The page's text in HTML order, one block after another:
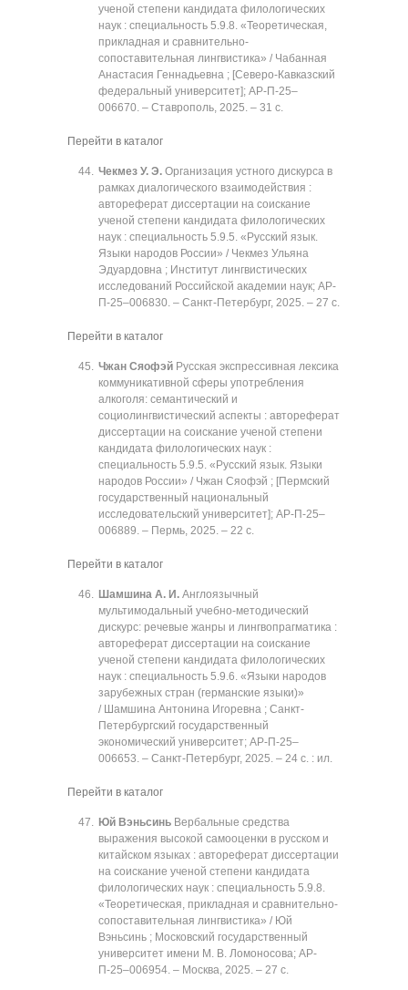
ученой степени кандидата филологических
наук : специальность 5.9.8. «Теоретическая,
прикладная и сравнительно-
сопоставительная лингвистика» / Чабанная
Анастасия Геннадьевна ; [Северо-Кавказский
федеральный университет]; АР-П-25‒
006670. ‒ Ставрополь, 2025. ‒ 31 с.
Перейти в каталог
Чекмез У. Э. Организация устного дискурса в
рамках диалогического взаимодействия :
автореферат диссертации на соискание
ученой степени кандидата филологических
наук : специальность 5.9.5. «Русский язык.
Языки народов России» / Чекмез Ульяна
Эдуардовна ; Институт лингвистических
исследований Российской академии наук; АР-
П-25‒006830. ‒ Санкт-Петербург, 2025. ‒ 27 с.
Перейти в каталог
Чжан Сяофэй Русская экспрессивная лексика
коммуникативной сферы употребления
алкоголя: семантический и
социолингвистический аспекты : автореферат
диссертации на соискание ученой степени
кандидата филологических наук :
специальность 5.9.5. «Русский язык. Языки
народов России» / Чжан Сяофэй ; [Пермский
государственный национальный
исследовательский университет]; АР-П-25‒
006889. ‒ Пермь, 2025. ‒ 22 с.
Перейти в каталог
Шамшина А. И. Англоязычный
мультимодальный учебно-методический
дискурс: речевые жанры и лингвопрагматика :
автореферат диссертации на соискание
ученой степени кандидата филологических
наук : специальность 5.9.6. «Языки народов
зарубежных стран (германские языки)»
/ Шамшина Антонина Игоревна ; Санкт-
Петербургский государственный
экономический университет; АР-П-25‒
006653. ‒ Санкт-Петербург, 2025. ‒ 24 с. : ил.
Перейти в каталог
Юй Вэньсинь Вербальные средства
выражения высокой самооценки в русском и
китайском языках : автореферат диссертации
на соискание ученой степени кандидата
филологических наук : специальность 5.9.8.
«Теоретическая, прикладная и сравнительно-
сопоставительная лингвистика» / Юй
Вэньсинь ; Московский государственный
университет имени М. В. Ломоносова; АР-
П-25‒006954. ‒ Москва, 2025. ‒ 27 с.